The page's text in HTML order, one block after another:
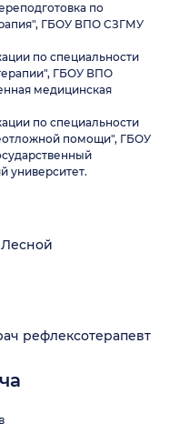
по
ГБОУ ВПО СЗГМУ
по специальности
ГБОУ ВПО
медицинская
по специальности
помощи", ГБОУ
университет.
рефлексотерапевт